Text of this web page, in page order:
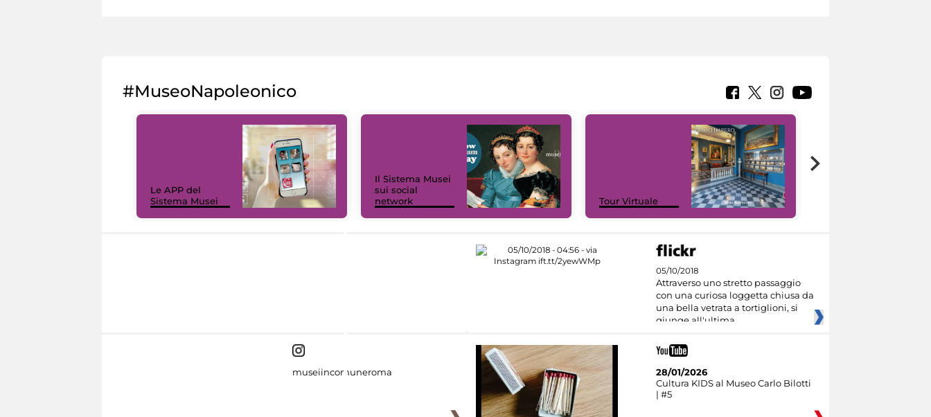
#MuseoNapoleonico
Le APP del
Sistema Musei
Il Sistema Musei
sui social
network
Tour Virtuale
05/10/2018
Attraverso uno stretto passaggio
con una curiosa loggetta chiusa da
una bella vetrata a tortiglioni, si
giunge all'ultima
museiincomuneroma
28/01/2026
Cultura KIDS al Museo Carlo Bilotti
| #5